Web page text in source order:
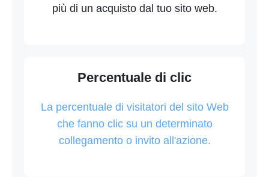
più di un acquisto dal tuo sito web.
Percentuale di clic
La percentuale di visitatori del sito Web
che fanno clic su un determinato
collegamento o invito all'azione.